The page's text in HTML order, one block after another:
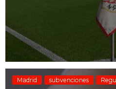
Madrid subvenciones